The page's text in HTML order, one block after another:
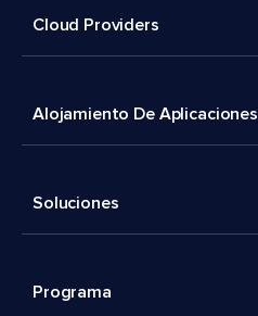
Cloud Providers
Alojamiento De Aplicaciones
Soluciones
Programa